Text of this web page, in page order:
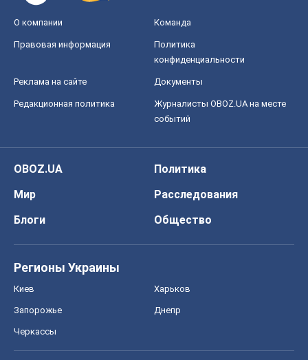
О компании Команда
Правовая информация
Политика
конфиденциальности
Реклама на сайте Документы
Редакционная политика
Журналисты OBOZ.UA на месте
событий
OBOZ.UA
Политика
Мир
Расследования
Блоги
Общество
Регионы Украины
Киев Харьков
Запорожье Днепр
Черкассы